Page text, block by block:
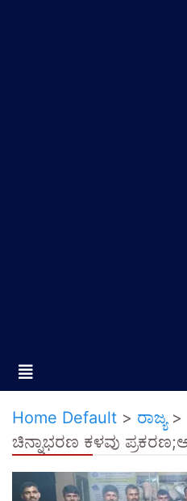
Home Default > ರಾಜ್ಯ>
ಚಿನ್ನಾಭರಣ ಕಳವು